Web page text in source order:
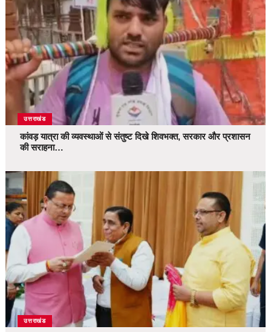
उत्तराखंड
कांवड़ यात्रा की व्यवस्थाओं से संतुष्ट दिखे शिवभक्त, सरकार और प्रशासन
की सराहना…
उत्तराखंड